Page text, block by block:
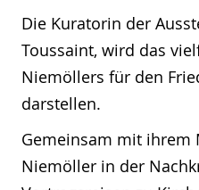
Die Kuratorin der
Toussaint, wird das
Niemöllers für den
darstellen.
Gemeinsam mit ihrem
Niemöller in der